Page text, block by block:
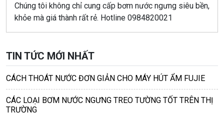
Chúng tôi không chỉ cung cấp bơm nước ngưng siêu bền,
khỏe mà giá thành rất rẻ. Hotline 0984820021
TIN TỨC MỚI NHẤT
CÁCH THOÁT NƯỚC ĐƠN GIẢN CHO MÁY HÚT ẨM FUJIE
CÁC LOẠI BƠM NƯỚC NGƯNG TREO TƯỜNG TỐT TRÊN THỊ
TRƯỜNG